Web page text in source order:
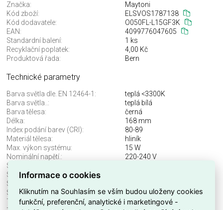
Značka:
Maytoni
Kód zboží:
ELSVOS1787138
Kód dodavatele:
O050FL-L15GF3K
EAN:
4099776047605
Standardní balení:
1 ks
Recyklační poplatek:
4,00 Kč
Produktová řada:
Bern
Technické parametry
Barva světla dle. EN 12464-1:
teplá <3300K
Barva světla..:
teplá bílá
Barva tělesa:
černá
Délka:
168 mm
Index podání barev (CRI):
80-89
Materiál tělesa:
hliník
Max. výkon systému:
15 W
Nominální napětí.:
220-240 V
Stmívatelné:
Stupeň krytí (IP), přední:
Světelný tok:
Světelný zdroj:
LED neměnitelný
Teplota barvy.:
3000 K
Informace o cookies
Kliknutím na Souhlasím se vším budou uloženy cookies
funkční, preferenční, analytické i marketingové -